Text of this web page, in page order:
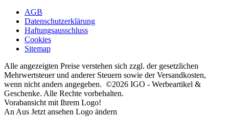
AGB
Datenschutzerklärung
Haftungsausschluss
Cookies
Sitemap
Alle angezeigten Preise verstehen sich zzgl. der gesetzlichen
Mehrwertsteuer und anderer Steuern sowie der Versandkosten,
wenn nicht anders angegeben. ©2026 IGO - Werbeartikel &
Geschenke. Alle Rechte vorbehalten.
Vorabansicht mit Ihrem Logo!
An Aus Jetzt ansehen Logo ändern